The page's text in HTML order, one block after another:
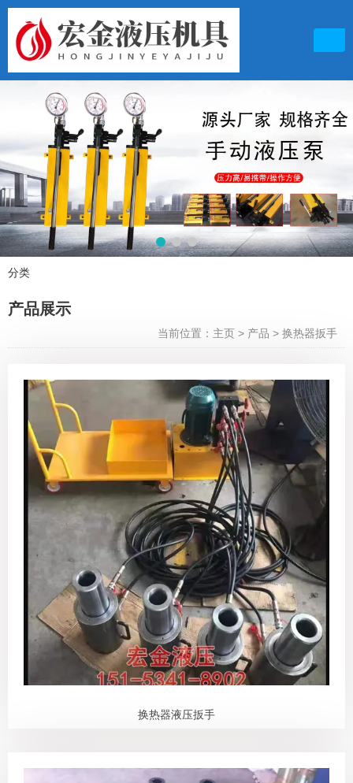
联系电话
15153418902
邮箱地址
微信号
15153418902
分类
产品展示
当前位置：主页 > 产品 > 换热器扳手
换热器液压扳手